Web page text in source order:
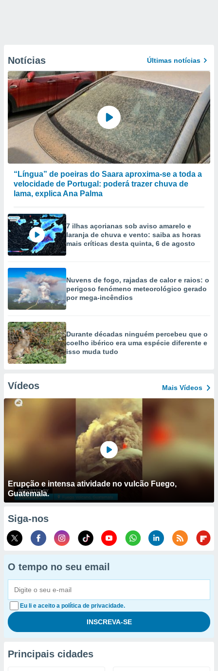
Notícias Últimas notícias
“Língua” de poeiras do Saara aproxima-se a toda a
velocidade de Portugal: poderá trazer chuva de
lama, explica Ana Palma
7 ilhas açorianas sob aviso amarelo e
laranja de chuva e vento: saiba as horas
mais críticas desta quinta, 6 de agosto
Nuvens de fogo, rajadas de calor e raios: o
perigoso fenómeno meteorológico gerado
por mega-incêndios
Durante décadas ninguém percebeu que o
coelho ibérico era uma espécie diferente e
isso muda tudo
Vídeos Mais Vídeos
Erupção e intensa atividade no vulcão Fuego,
Guatemala.
Siga-nos
O tempo no seu email
Eu li e aceito a política de privacidade.
Principais cidades